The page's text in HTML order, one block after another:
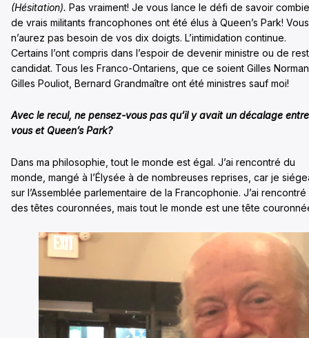
(Hésitation). Pas vraiment! Je vous lance le défi de savoir
de vrais militants francophones ont été élus à Queen’s Park! Vous
n’aurez pas besoin de vos dix doigts. L’intimidation continue.
Certains l’ont compris dans l’espoir de devenir ministre ou de
candidat. Tous les Franco-Ontariens, que ce soient Gilles
Gilles Pouliot, Bernard Grandmaître ont été ministres sauf moi!
Avec le recul, ne pensez-vous pas qu’il y avait un décalage entre
vous et Queen’s Park?
Dans ma philosophie, tout le monde est égal. J’ai rencontré du
monde, mangé à l’Élysée à de nombreuses reprises, car je
sur l’Assemblée parlementaire de la Francophonie. J’ai rencontré
des têtes couronnées, mais tout le monde est une tête